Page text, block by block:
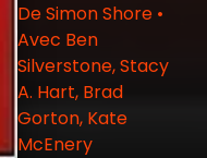
De Simon Shore •
Avec Ben
Silverstone, Stacy
A. Hart, Brad
Gorton, Kate
McEnery